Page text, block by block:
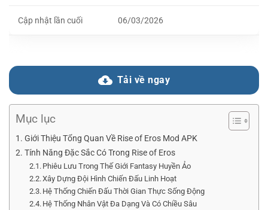
Cập nhật lần cuối 06/03/2026
Tải về ngay
Mục lục
Giới Thiệu Tổng Quan Về Rise of Eros Mod APK
Tính Năng Đặc Sắc Có Trong Rise of Eros
Phiêu Lưu Trong Thế Giới Fantasy Huyền Ảo
Xây Dựng Đội Hình Chiến Đấu Linh Hoạt
Hệ Thống Chiến Đấu Thời Gian Thực Sống Động
Hệ Thống Nhân Vật Đa Dạng Và Có Chiều Sâu